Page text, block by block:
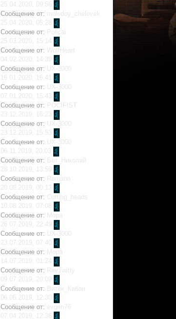
25.04.2020, 09:56
Сообщение от: molodoy_chelovek
25.04.2020, 05:28
Сообщение от: Policai
25.03.2020, 15:14
Сообщение от: WolfHeart
04.02.2020, 14:39
Сообщение от: UX-3000
16.01.2020, 16:41
Сообщение от: UX-3000
07.01.2020, 15:43
Сообщение от: POCIFIST
23.12.2019, 16:23
Сообщение от: UX-3000
23.12.2019, 15:53
Сообщение от: UX-3000
06.11.2019, 20:03
Сообщение от: Бот_Николай
28.10.2019, 13:59
Сообщение от: Romann
20.08.2019, 00:13
Сообщение от: Cutting_heads
10.08.2019, 07:08
Сообщение от:
Mopa
26.07.2019, 22:49
Сообщение от: UX-3000
23.07.2019, 07:40
Сообщение от:
Mopa
14.07.2019, 01:24
Сообщение от: RayTwitty
09.07.2019, 20:09
Сообщение от: Витёк_Кабан
06.05.2019, 12:30
Сообщение от: evgen76
07.04.2019, 12:36